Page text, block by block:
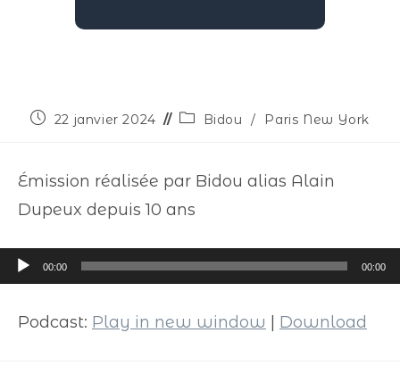
22 janvier 2024 Bidou / Paris New York
Émission réalisée par Bidou alias Alain
Dupeux depuis 10 ans
Lecteur
audio
00:00 00:00
Podcast: Play in new window Download